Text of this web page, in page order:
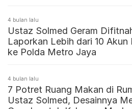
4 bulan lalu
Ustaz Solmed Geram
Laporkan Lebih dari 10 Akun
ke Polda Metro Jaya
4 bulan lalu
7 Potret Ruang Makan di
Ustaz Solmed, Desainnya